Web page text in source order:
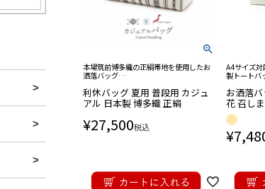
留袖・訪問着用
振袖・袴用
ハイヒールタイプ
アウトレット
留袖・訪問着用
振袖・袴用
カジュアル用
ハイヒールタイプ
本場筑前博多織の正絹帯地を使用したお
洒落バッグ
利休バッグ 夏用 普段用 カジュ
アル 日本製 博多織 正絹
¥27,500税込
A4サイズ
製トートバ
お洒落
花 召し
ネコ 日
の 鞄 カバ
¥